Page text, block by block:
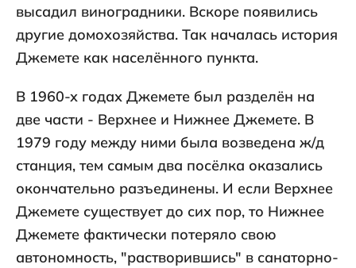
высадил виноградники. Вскоре появились
другие домохозяйства. Так началась история
Джемете как населённого пункта.
В 1960-х годах Джемете был разделён на
две части - Верхнее и Нижнее Джемете. В
1979 году между ними была возведена ж/д
станция, тем самым два посёлка оказались
окончательно разъединены. И если Верхнее
Джемете существует до сих пор, то Нижнее
Джемете фактически потеряло свою
автономность, "растворившись" в санаторно-